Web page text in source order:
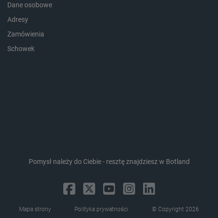
Dane osobowe
Adresy
Zamówienia
Schowek
Pomysł należy do Ciebie - resztę znajdziesz w Botland
Mapa strony Polityka prywatności © Copyright 2026
critData botland.com.pl